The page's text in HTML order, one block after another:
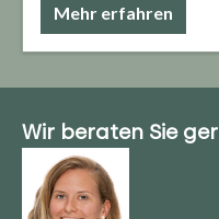
Mehr erfahren
Wir beraten Sie